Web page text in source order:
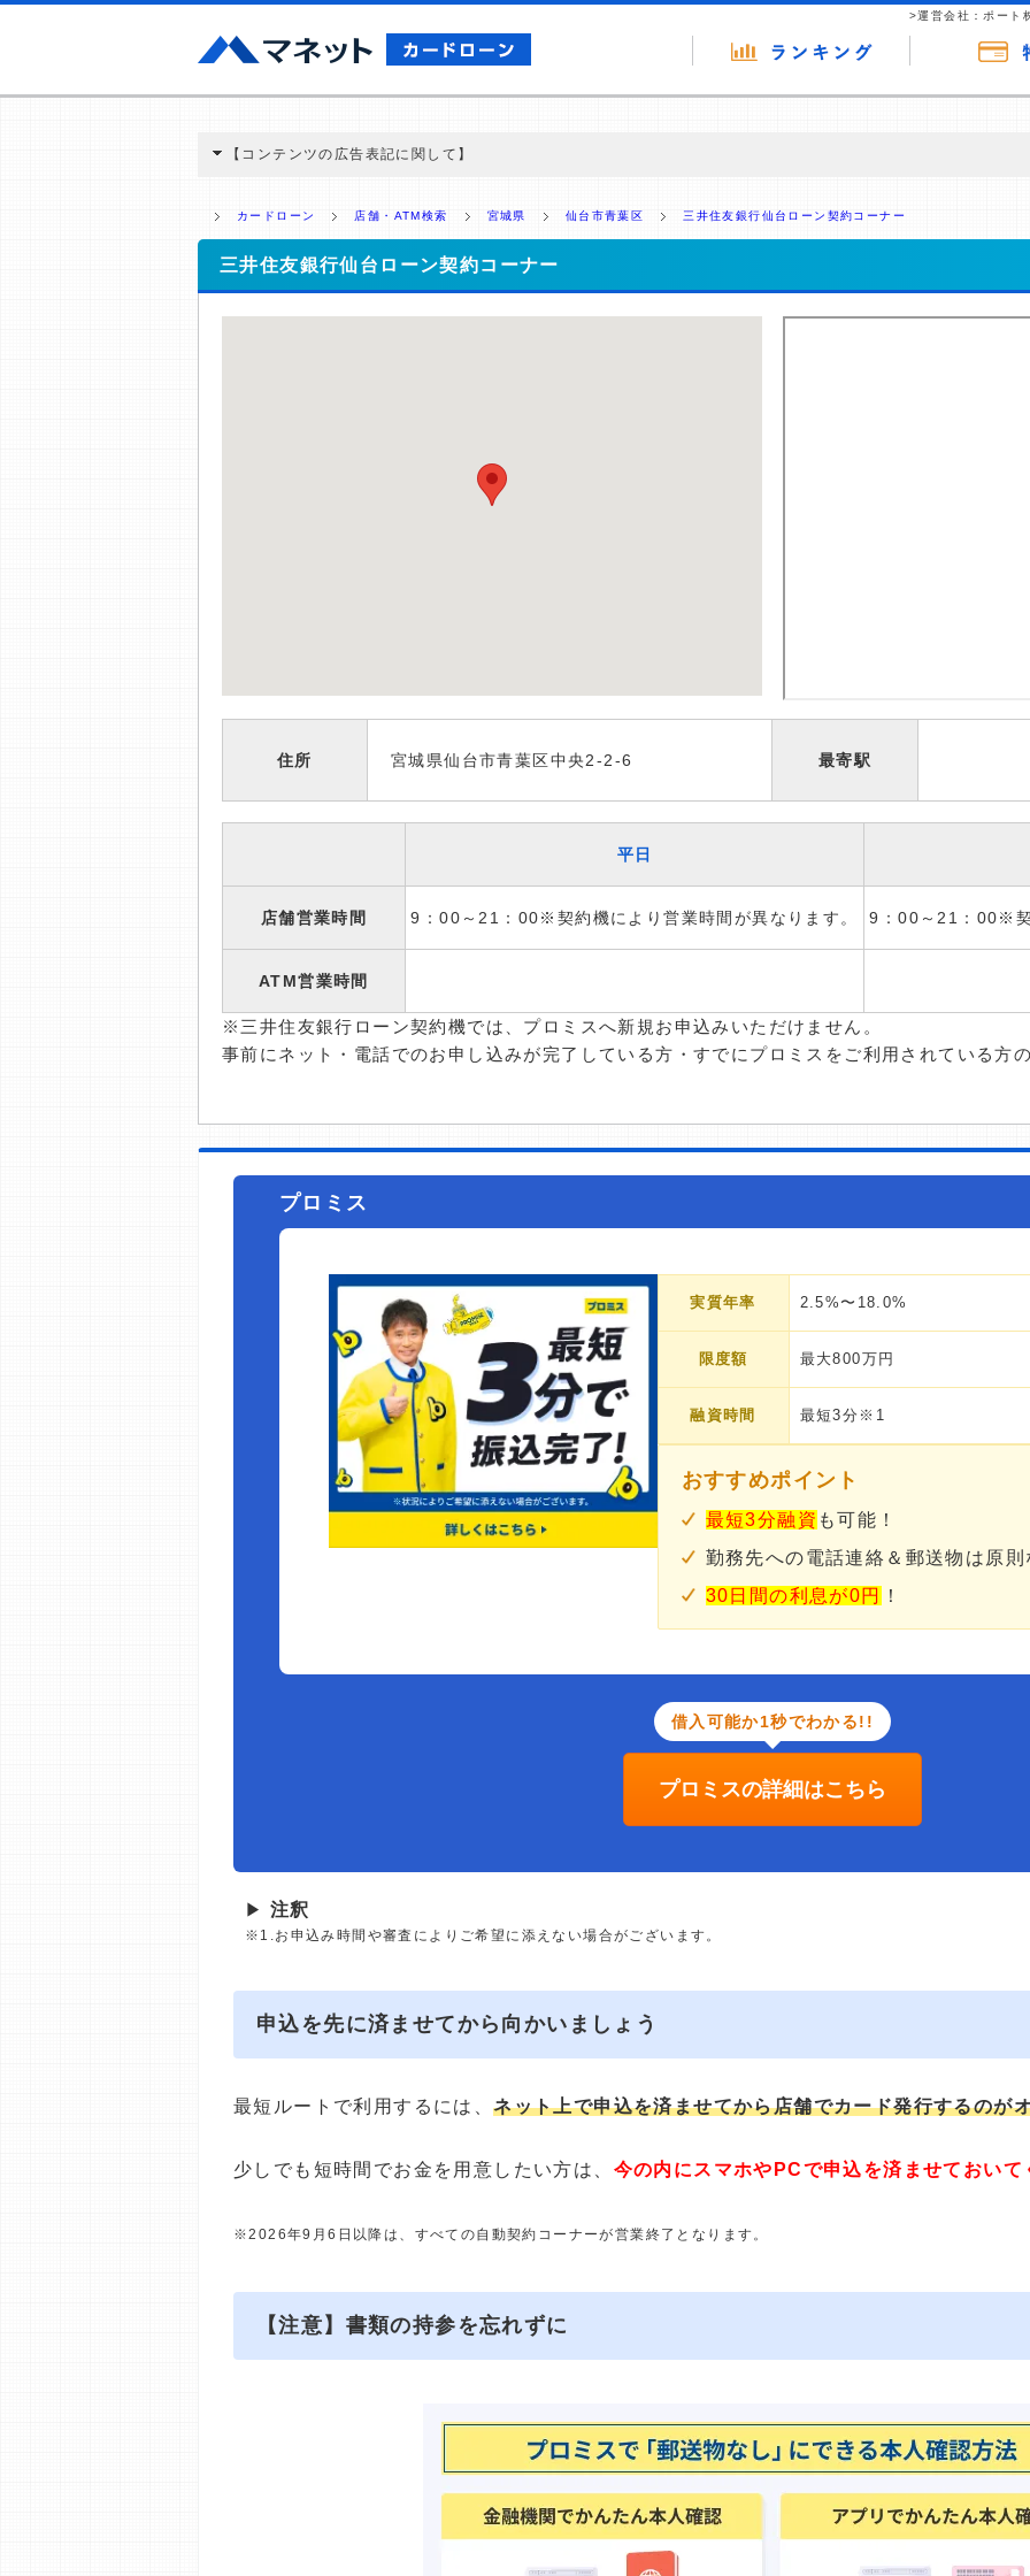
>運営会社：ポート
【コンテンツの広告表記に関して】
ミ収集などに基づき、公平性を担保した情報提供を行っています。
>提携企業一覧
カードローン 店舗・ATM検索 宮城県 仙台市青葉区 三井住友銀行仙台ローン契約コーナー
三井住友銀行仙台ローン契約コーナー
住所 宮城県仙台市青葉区中央2-2-6 最寄駅
平日
店舗営業時間 9：00～21：00※契約機により営業時間が異なります。 9：00～21：00※
ATM営業時間
※三井住友銀行ローン契約機では、プロミスへ新規お申込みいただけません。
事前にネット・電話でのお申し込みが完了している方・すでにプロミスをご利用されている方
プロミス
実質年率 2.5%〜18.0%
限度額 最大800万円
融資時間 最短3分※1
おすすめポイント
最短3分融資 も可能！
勤務先への電話連絡＆郵送物は原則
30日間の利息が0円
！
借入可能か1秒でわかる!!
プロミスの詳細はこちら
▶ 注釈
※1.お申込み時間や審査によりご希望に添えない場合がございます。
申込を先に済ませてから向かいましょう
最短ルートで利用するには、ネット上で申込を済ませてから店舗でカード発行するのが
少しでも短時間でお金を用意したい方は、 今の内にスマホやPCで申込を済ませておいて
※2026年9月6日以降は、すべての自動契約コーナーが営業終了となります。
【注意】書類の持参を忘れずに